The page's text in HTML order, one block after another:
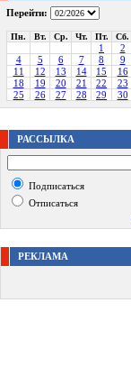
Перейти:
Пн. Вт. Ср. Чт. Пт. Сб.
1 2
4
5 6 7 8 9
11
12 13 14 15 16
18
19 20 21 22 23
25
26 27 28 29 30
РАССЫЛКА
Подписаться
Отписаться
РЕКЛАМА